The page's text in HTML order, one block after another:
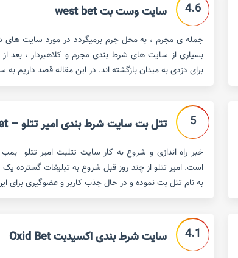
4.6 سایت وست بت west bet
جمله ی مجرم ، به محل جرم برمیگردد در مورد سایت
بسیاری از سایت های شرط بندی مجرم و کلاهبردار ، بعد
برای دزدی به میدان بازگشته اند. در این مقاله قصد داریم به
5 تتل بت سایت شرط بندی امیر تتلو – tatalbet
خبر راه اندازی و شروع به کار سایت تتلبت امیر تتلو
است. امیر تتلو از چند روز قبل شروع به تبلیغات گسترده
به نام تتل بت نموده و در حال جذب کاربر و عضوگیری برای
4.1 سایت شرط بندی اکسیدبت Oxid Bet